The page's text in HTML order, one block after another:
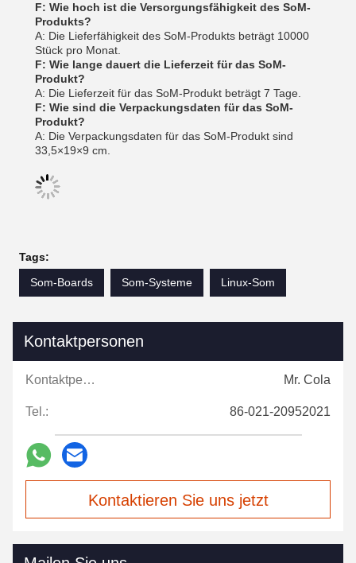
F: Wie hoch ist die Versorgungsfähigkeit des SoM-
Produkts?
A: Die Lieferfähigkeit des SoM-Produkts beträgt 10000
Stück pro Monat.
F: Wie lange dauert die Lieferzeit für das SoM-
Produkt?
A: Die Lieferzeit für das SoM-Produkt beträgt 7 Tage.
F: Wie sind die Verpackungsdaten für das SoM-
Produkt?
A: Die Verpackungsdaten für das SoM-Produkt sind
33,5×19×9 cm.
Tags:
Som-Boards
Som-Systeme Linux-Som
Kontaktpersonen
Kontaktpersonen: Mr. Cola
Tel.: 86-021-20952021
Kontaktieren Sie uns jetzt